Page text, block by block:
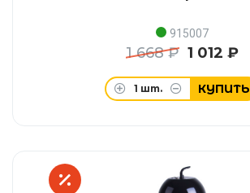
915007
1 668 ₽ 1 012 ₽
1 шт. КУПИТЬ